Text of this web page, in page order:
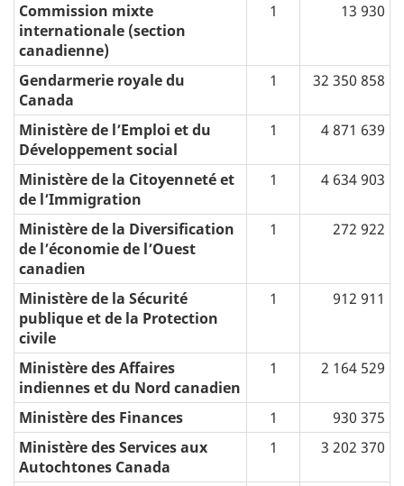
Commission mixte
internationale (section
canadienne)
1 13 930
Gendarmerie royale du
Canada
1 32 350 858
Ministère de l’Emploi et du
Développement social
1 4 871 639
Ministère de la Citoyenneté et
de l’Immigration
1 4 634 903
Ministère de la Diversification
de l’économie de l’Ouest
canadien
1 272 922
Ministère de la Sécurité
publique et de la Protection
civile
1 912 911
Ministère des Affaires
indiennes et du Nord canadien
1 2 164 529
Ministère des Finances 1
930 375
Ministère des Services aux
Autochtones Canada
1 3 202 370